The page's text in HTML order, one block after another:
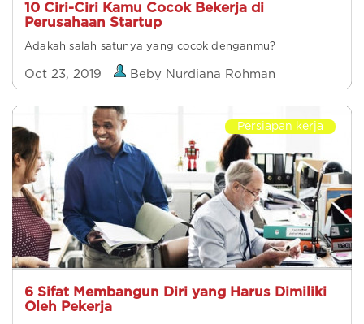
10 Ciri-Ciri Kamu Cocok Bekerja di
Perusahaan Startup
Adakah salah satunya yang cocok denganmu?
Oct 23, 2019 Beby Nurdiana Rohman
Persiapan kerja
6 Sifat Membangun Diri yang Harus Dimiliki
Oleh Pekerja